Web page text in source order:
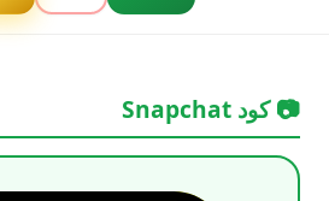
📷 كود Snapchat